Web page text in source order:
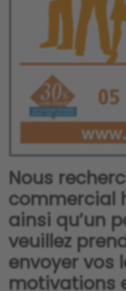
Nous
commercial
ainsi qu’un
veuillez
envoyer vos
motivations